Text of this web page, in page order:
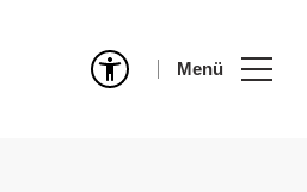
Menü